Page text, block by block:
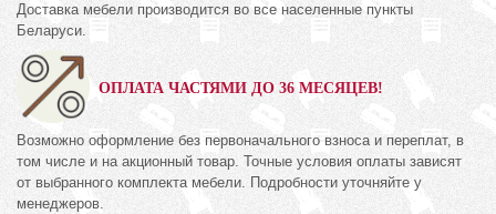
Доставка мебели производится во все населенные пункты
Беларуси.
ОПЛАТА ЧАСТЯМИ ДО 36 МЕСЯЦЕВ!
Возможно оформление без первоначального взноса и переплат, в
том числе и на акционный товар. Точные условия оплаты зависят
от выбранного комплекта мебели. Подробности уточняйте у
менеджеров.